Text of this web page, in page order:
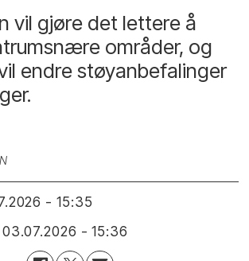
vil gjøre det lettere å
områder, og
endre støyanbefalinger
- 15:35
03.07.2026 - 15:36